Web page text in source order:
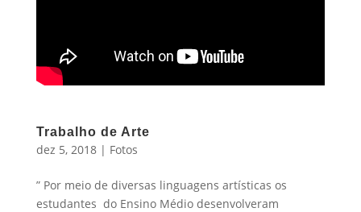
Trabalho de Arte
dez 5, 2018| Fotos
” Por meio de diversas linguagens artísticas os
estudantes do Ensino Médio desenvolveram